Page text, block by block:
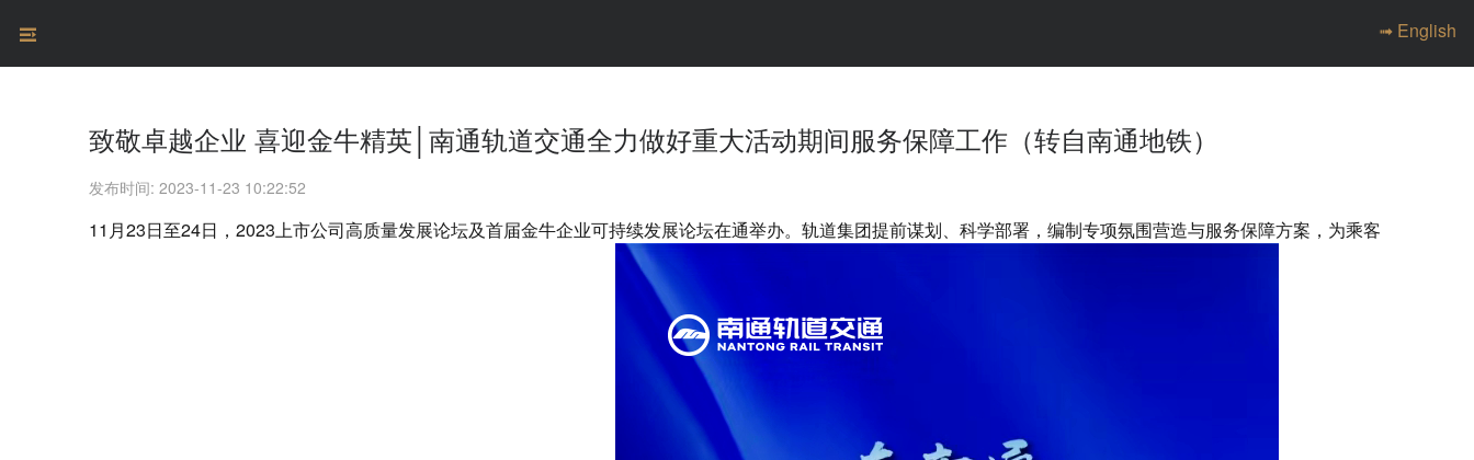
➟ English
致敬卓越企业 喜迎金牛精英│南通轨道交通全力做好重大活动期间服务保障工作（转自南通地铁）
发布时间: 2023-11-23 10:22:52
11月23日至24日，2023上市公司高质量发展论坛及首届金牛企业可持续发展论坛在通举办。轨道集团提前谋划、科学部署，编制专项氛围营造与服务保障方案，为乘客